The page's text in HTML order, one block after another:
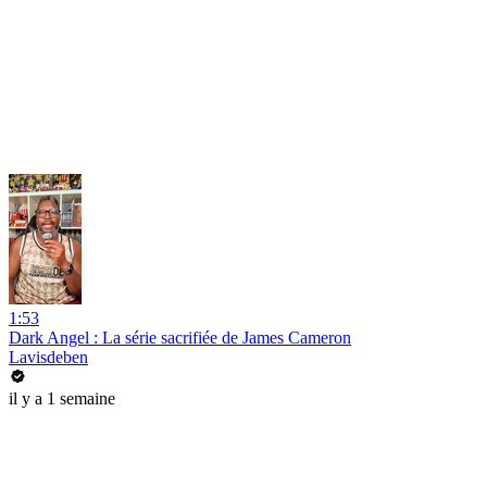
1:53
Dark Angel : La série sacrifiée de James Cameron
Lavisdeben
il y a 1 semaine